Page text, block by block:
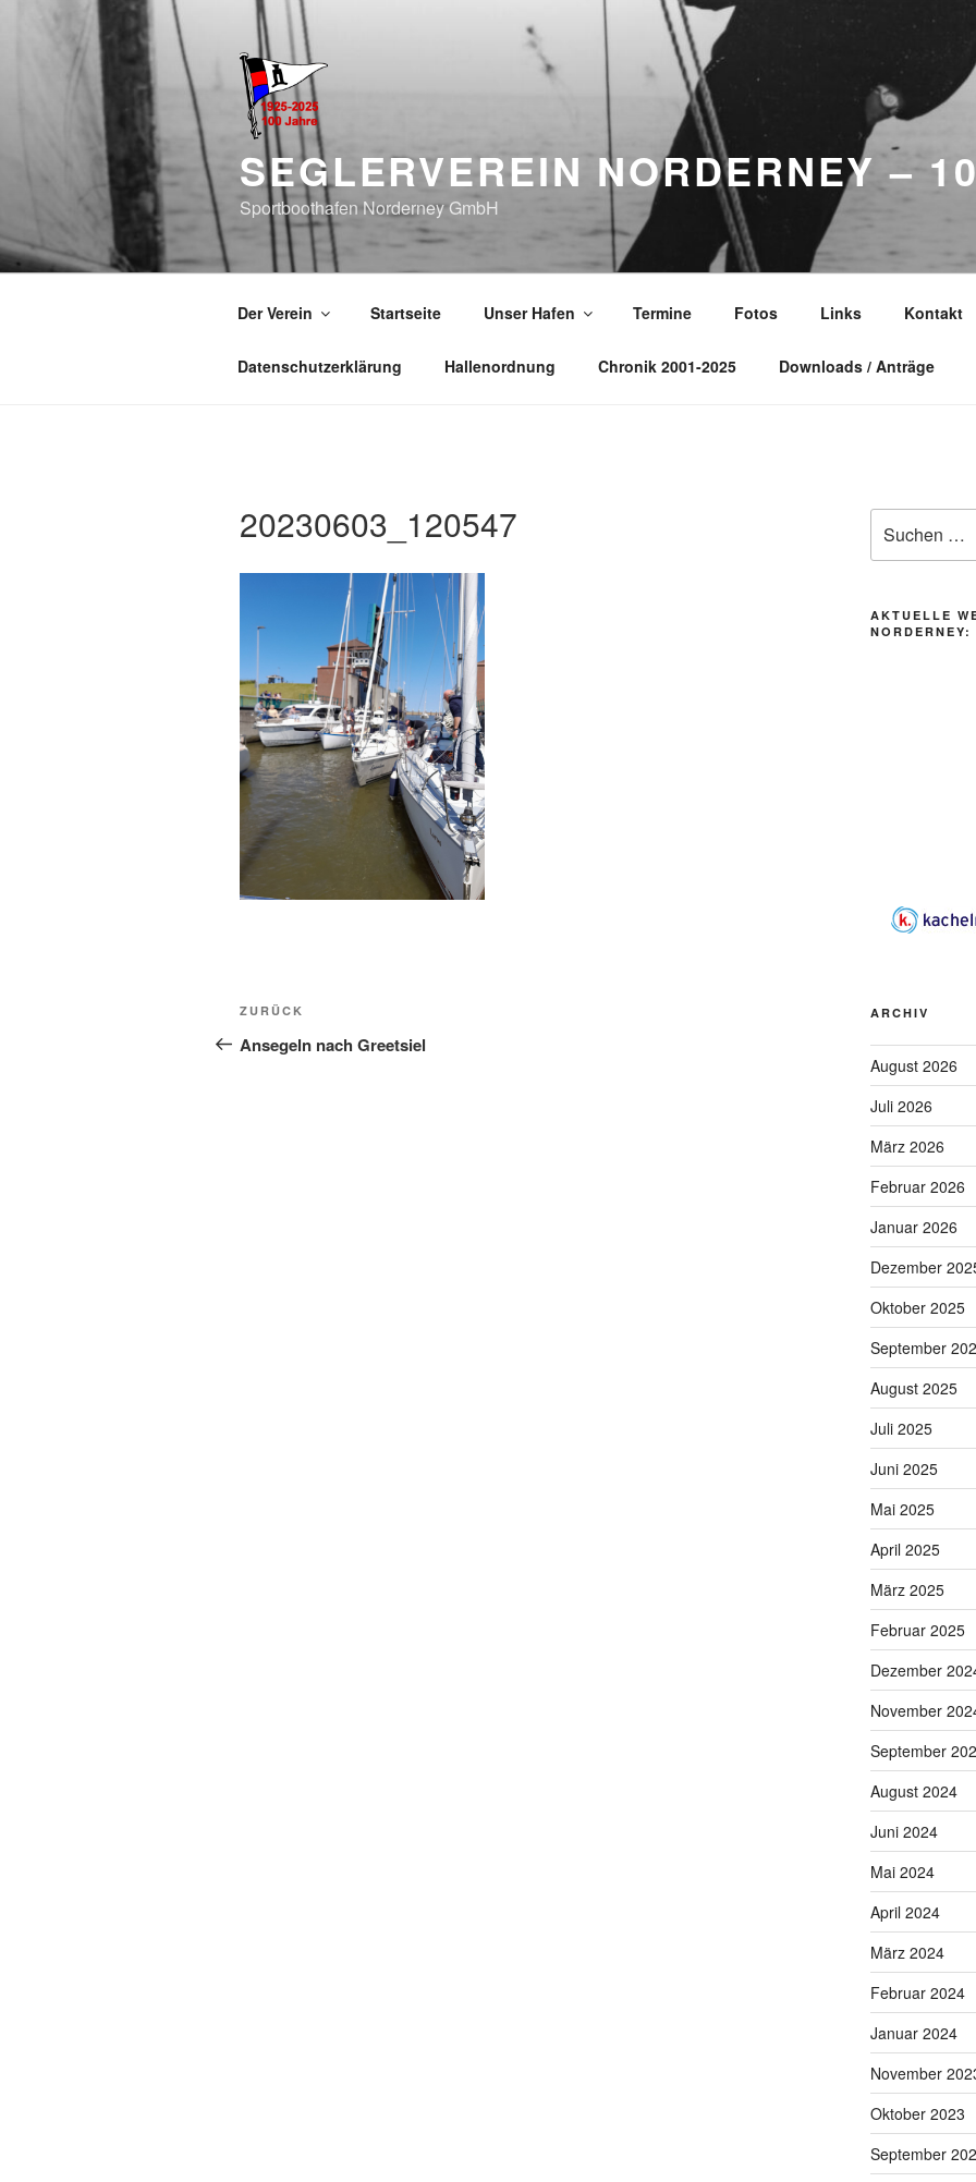
SEGLERVEREIN NORDERNEY –
Sportboothafen Norderney GmbH
Der Verein Startseite Unser Hafen Termine Fotos Links Kontakt
Datenschutzerklärung Hallenordnung Chronik 2001-2025 Downloads / Anträge
20230603_120547
Beitragsnavigation
Vorheriger
Beitrag
ZURÜCK
Ansegeln nach Greetsiel
nach:
AKTUELLE
NORDERNEY:
ARCHIV
August 2026
Juli 2026
März 2026
Februar 2026
Januar 2026
Dezember
Oktober 2025
September
August 2025
Juli 2025
Juni 2025
Mai 2025
April 2025
März 2025
Februar 2025
Dezember
November
September
August 2024
Juni 2024
Mai 2024
April 2024
März 2024
Februar 2024
Januar 2024
November
Oktober 2023
September